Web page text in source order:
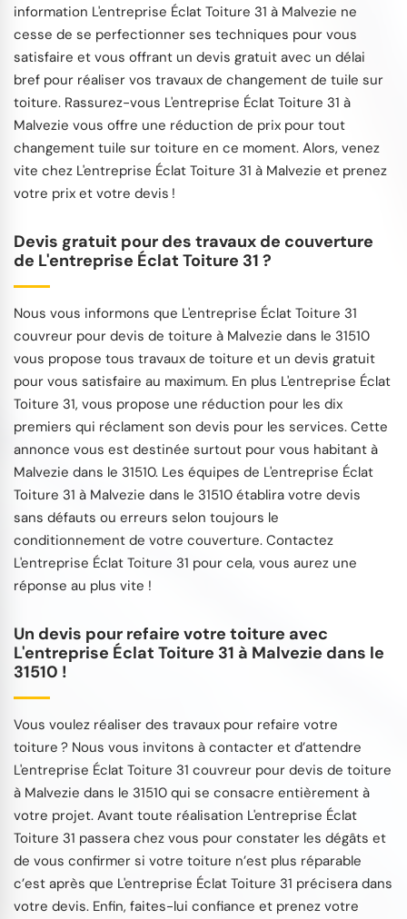
information L'entreprise Éclat Toiture 31 à Malvezie ne
cesse de se perfectionner ses techniques pour vous
satisfaire et vous offrant un devis gratuit avec un délai
bref pour réaliser vos travaux de changement de tuile sur
toiture. Rassurez-vous L'entreprise Éclat Toiture 31 à
Malvezie vous offre une réduction de prix pour tout
changement tuile sur toiture en ce moment. Alors, venez
vite chez L'entreprise Éclat Toiture 31 à Malvezie et prenez
votre prix et votre devis !
Devis gratuit pour des travaux de couverture
de L'entreprise Éclat Toiture 31 ?
Nous vous informons que L'entreprise Éclat Toiture 31
couvreur pour devis de toiture à Malvezie dans le 31510
vous propose tous travaux de toiture et un devis gratuit
pour vous satisfaire au maximum. En plus L'entreprise Éclat
Toiture 31, vous propose une réduction pour les dix
premiers qui réclament son devis pour les services. Cette
annonce vous est destinée surtout pour vous habitant à
Malvezie dans le 31510. Les équipes de L'entreprise Éclat
Toiture 31 à Malvezie dans le 31510 établira votre devis
sans défauts ou erreurs selon toujours le
conditionnement de votre couverture. Contactez
L'entreprise Éclat Toiture 31 pour cela, vous aurez une
réponse au plus vite !
Un devis pour refaire votre toiture avec
L'entreprise Éclat Toiture 31 à Malvezie dans le
31510 !
Vous voulez réaliser des travaux pour refaire votre
toiture ? Nous vous invitons à contacter et d’attendre
L'entreprise Éclat Toiture 31 couvreur pour devis de toiture
à Malvezie dans le 31510 qui se consacre entièrement à
votre projet. Avant toute réalisation L'entreprise Éclat
Toiture 31 passera chez vous pour constater les dégâts et
de vous confirmer si votre toiture n’est plus réparable
c’est après que L'entreprise Éclat Toiture 31 précisera dans
votre devis. Enfin, faites-lui confiance et prenez votre